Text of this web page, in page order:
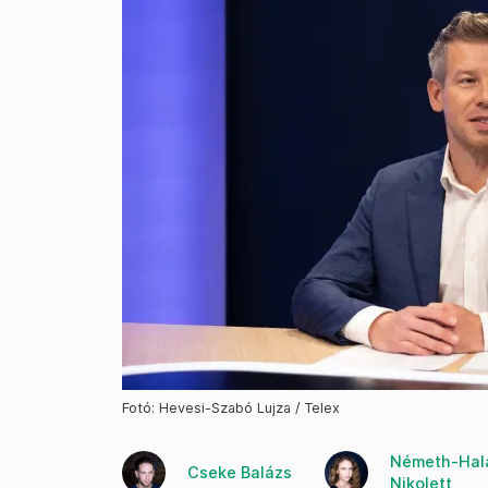
Fotó: Hevesi-Szabó Lujza / Telex
Cseke Balázs
Németh-
Nikolett